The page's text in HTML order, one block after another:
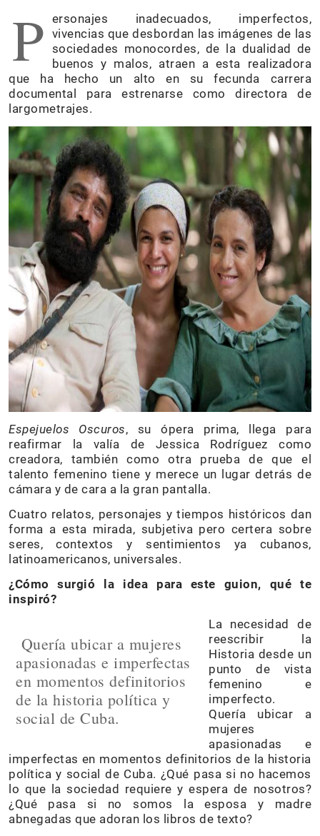
P ersonajes inadecuados, imperfectos,
vivencias que desbordan las imágenes de las
sociedades monocordes, de la dualidad de
buenos y malos, atraen a esta realizadora
que ha hecho un alto en su fecunda carrera
documental para estrenarse como directora de
largometrajes.
Espejuelos Oscuros, su ópera prima, llega para
reafirmar la valía de Jessica Rodríguez como
creadora, también como otra prueba de que el
talento femenino tiene y merece un lugar detrás de
cámara y de cara a la gran pantalla.
Cuatro relatos, personajes y tiempos históricos dan
forma a esta mirada, subjetiva pero certera sobre
seres, contextos y sentimientos ya cubanos,
latinoamericanos, universales.
¿Cómo surgió la idea para este guion, qué te
inspiró?
Quería ubicar a mujeres
apasionadas e imperfectas
en momentos definitorios
de la historia política y
social de Cuba.
La necesidad de
reescribir la
Historia desde un
punto de vista
femenino e
imperfecto.
Quería ubicar a
mujeres
apasionadas e
imperfectas en momentos definitorios de la historia
política y social de Cuba. ¿Qué pasa si no hacemos
lo que la sociedad requiere y espera de nosotros?
¿Qué pasa si no somos la esposa y madre
abnegadas que adoran los libros de texto?